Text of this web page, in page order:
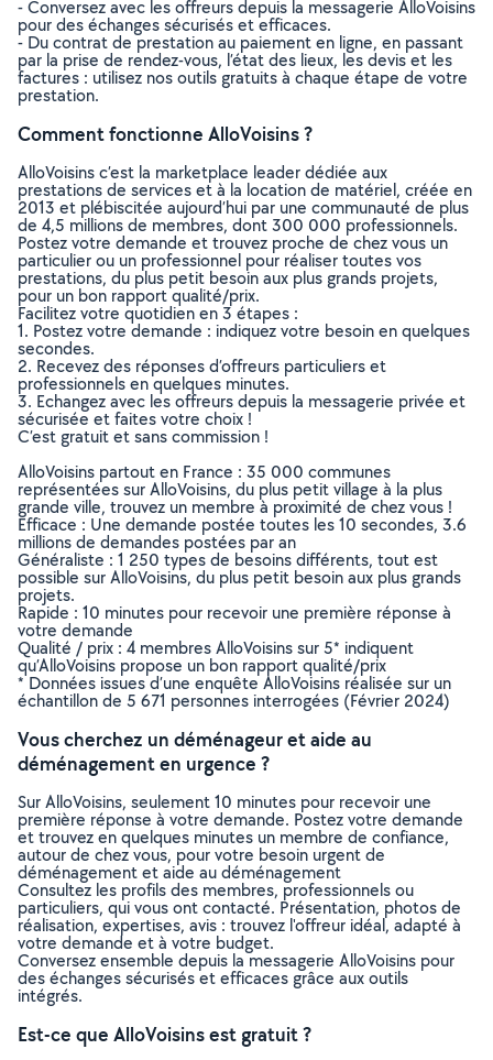
- Conversez avec les offreurs depuis la messagerie AlloVoisins
pour des échanges sécurisés et efficaces.
- Du contrat de prestation au paiement en ligne, en passant
par la prise de rendez-vous, l’état des lieux, les devis et les
factures : utilisez nos outils gratuits à chaque étape de votre
prestation.
Comment fonctionne AlloVoisins ?
AlloVoisins c’est la marketplace leader dédiée aux
prestations de services et à la location de matériel, créée en
2013 et plébiscitée aujourd’hui par une communauté de plus
de 4,5 millions de membres, dont 300 000 professionnels.
Postez votre demande et trouvez proche de chez vous un
particulier ou un professionnel pour réaliser toutes vos
prestations, du plus petit besoin aux plus grands projets,
pour un bon rapport qualité/prix.
Facilitez votre quotidien en 3 étapes :
1. Postez votre demande : indiquez votre besoin en quelques
secondes.
2. Recevez des réponses d’offreurs particuliers et
professionnels en quelques minutes.
3. Echangez avec les offreurs depuis la messagerie privée et
sécurisée et faites votre choix !
C’est gratuit et sans commission !
AlloVoisins partout en France : 35 000 communes
représentées sur AlloVoisins, du plus petit village à la plus
grande ville, trouvez un membre à proximité de chez vous !
Efficace : Une demande postée toutes les 10 secondes, 3.6
millions de demandes postées par an
Généraliste : 1 250 types de besoins différents, tout est
possible sur AlloVoisins, du plus petit besoin aux plus grands
projets.
Rapide : 10 minutes pour recevoir une première réponse à
votre demande
Qualité / prix : 4 membres AlloVoisins sur 5* indiquent
qu’AlloVoisins propose un bon rapport qualité/prix
* Données issues d’une enquête AlloVoisins réalisée sur un
échantillon de 5 671 personnes interrogées (Février 2024)
Vous cherchez un déménageur et aide au
déménagement en urgence ?
Sur AlloVoisins, seulement 10 minutes pour recevoir une
première réponse à votre demande. Postez votre demande
et trouvez en quelques minutes un membre de confiance,
autour de chez vous, pour votre besoin urgent de
déménagement et aide au déménagement
Consultez les profils des membres, professionnels ou
particuliers, qui vous ont contacté. Présentation, photos de
réalisation, expertises, avis : trouvez l'offreur idéal, adapté à
votre demande et à votre budget.
Conversez ensemble depuis la messagerie AlloVoisins pour
des échanges sécurisés et efficaces grâce aux outils
intégrés.
Est-ce que AlloVoisins est gratuit ?